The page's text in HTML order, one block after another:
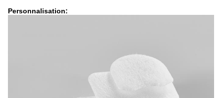
Personnalisation: